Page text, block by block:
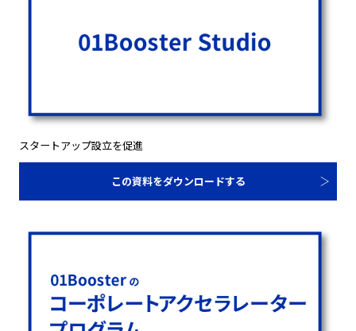
スタートアップ設立を促進
この資料をダウンロードする